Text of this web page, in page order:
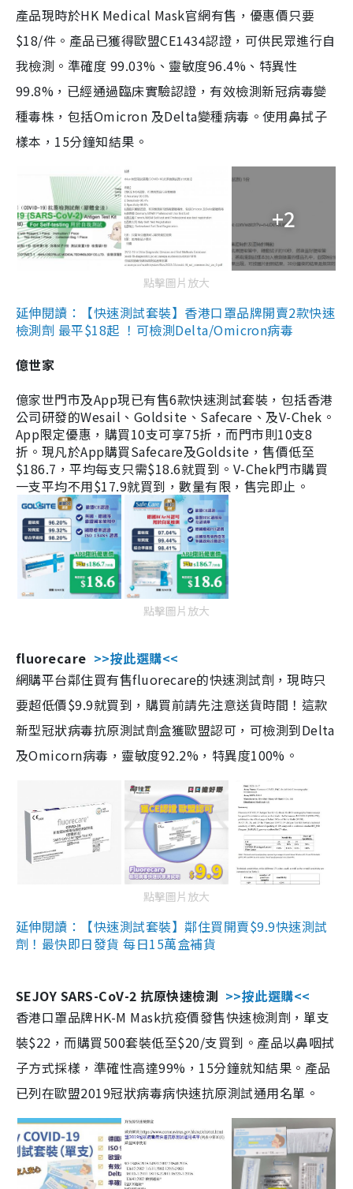
產品現時於HK Medical Mask官網有售，優惠價只要
$18/件。產品已獲得歐盟CE1434認證，可供民眾進行自
我檢測。準確度 99.03%、靈敏度96.4%、特異性
99.8%，已經通過臨床實驗認證，有效檢測新冠病毒變
種毒株，包括Omicron 及Delta變種病毒。使用鼻拭子
樣本，15分鐘知結果。
+2
點擊圖片放大
延伸閱讀：【快速測試套裝】香港口罩品牌開賣2款快速
檢測劑 最平$18起 ！可檢測Delta/Omicron病毒
億世家
億家世門市及App現已有售6款快速測試套裝，包括香港
公司研發的Wesail、Goldsite、Safecare、及V-Chek。
App限定優惠，購買10支可享75折，而門市則10支8
折。現凡於App購買Safecare及Goldsite，售價低至
$186.7，平均每支只需$18.6就買到。V-Chek門市購買
一支平均不用$17.9就買到，數量有限，售完即止。
點擊圖片放大
fluorecare >>按此選購<<
網購平台鄰住買有售fluorecare的快速測試劑，現時只
要超低價$9.9就買到，購買前請先注意送貨時間！這款
新型冠狀病毒抗原測試劑盒獲歐盟認可，可檢測到Delta
及Omicorn病毒，靈敏度92.2%，特異度100%。
點擊圖片放大
延伸閱讀：【快速測試套裝】鄰住買開賣$9.9快速測試
劑！最快即日發貨 每日15萬盒補貨
SEJOY SARS-CoV-2 抗原快速檢測 >>按此選購<<
香港口罩品牌HK-M Mask抗疫價發售快速檢測劑，單支
裝$22，而購買500套裝低至$20/支買到。產品以鼻咽拭
子方式採樣，準確性高達99%，15分鐘就知結果。產品
已列在歐盟2019冠狀病毒病快速抗原測試通用名單。